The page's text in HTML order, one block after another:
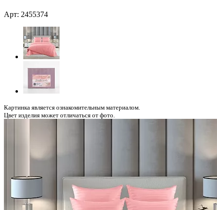
Арт: 2455374
Картинка является ознакомительным материалом.
Цвет изделия может отличаться от фото.